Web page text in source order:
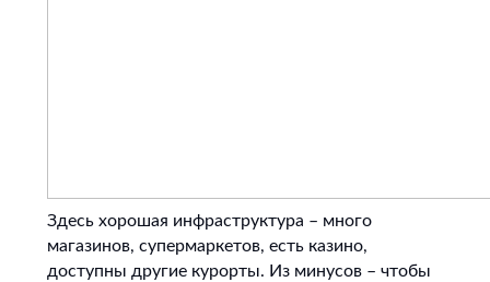
Здесь хорошая инфраструктура – много
магазинов, супермаркетов, есть казино,
доступны другие курорты. Из минусов – чтобы